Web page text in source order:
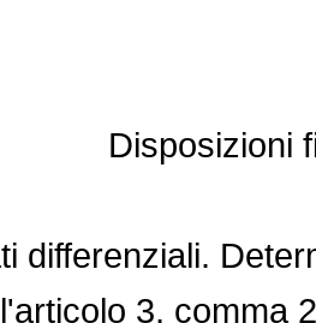
Disposizioni
differenziali.
3, comma